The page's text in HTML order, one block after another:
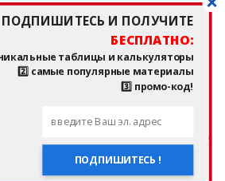
на меня наютубе,
и напишите
любым постом
что я и моя команда делаем
для людей! Заранее
ПОДПИШИТЕСЬ !
ПОДПИШИТЕСЬ И ПОЛУЧИТЕ
БЕСПЛАТНО:
таблицы и калькуляторы
2️⃣ самые популярные материалы
3️⃣ промо-код!